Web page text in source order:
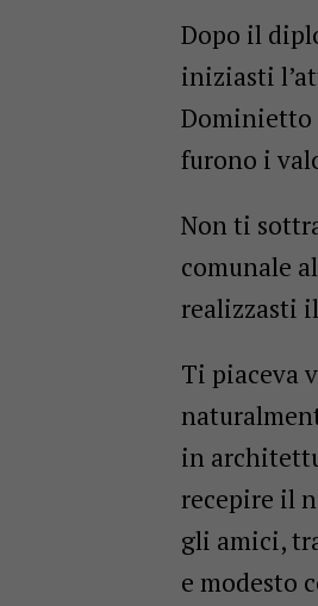
Dopo il
iniziasti
Dominietto
furono i
Non ti
comunale
realizzasti
Ti piaceva
in
recepire il
gli amici,
e modesto